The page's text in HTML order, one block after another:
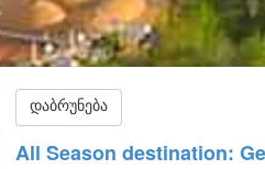
დაბრუნება
All Season destination: